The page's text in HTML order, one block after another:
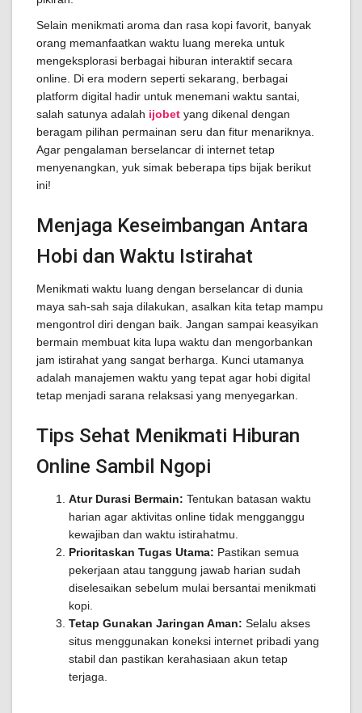
Selain menikmati aroma dan rasa kopi favorit, banyak
orang memanfaatkan waktu luang mereka untuk
mengeksplorasi berbagai hiburan interaktif secara
online. Di era modern seperti sekarang, berbagai
platform digital hadir untuk menemani waktu santai,
salah satunya adalah ijobet yang dikenal dengan
beragam pilihan permainan seru dan fitur menariknya.
Agar pengalaman berselancar di internet tetap
menyenangkan, yuk simak beberapa tips bijak berikut
ini!
Menjaga Keseimbangan Antara
Hobi dan Waktu Istirahat
Menikmati waktu luang dengan berselancar di dunia
maya sah-sah saja dilakukan, asalkan kita tetap mampu
mengontrol diri dengan baik. Jangan sampai keasyikan
bermain membuat kita lupa waktu dan mengorbankan
jam istirahat yang sangat berharga. Kunci utamanya
adalah manajemen waktu yang tepat agar hobi digital
tetap menjadi sarana relaksasi yang menyegarkan.
Tips Sehat Menikmati Hiburan
Online Sambil Ngopi
Atur Durasi Bermain: Tentukan batasan waktu
harian agar aktivitas online tidak mengganggu
kewajiban dan waktu istirahatmu.
Prioritaskan Tugas Utama: Pastikan semua
pekerjaan atau tanggung jawab harian sudah
diselesaikan sebelum mulai bersantai menikmati
kopi.
Tetap Gunakan Jaringan Aman: Selalu akses
situs menggunakan koneksi internet pribadi yang
stabil dan pastikan kerahasiaan akun tetap
terjaga.